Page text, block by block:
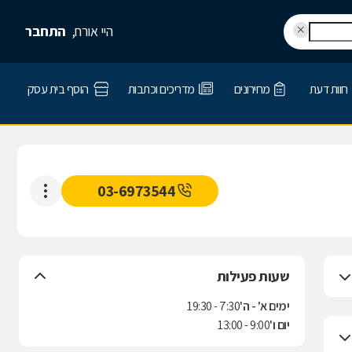
היי אורח, התחבר
חוות דעת מחירונים מדריכים וכתבות הוסף בית עסק
03-6973544
שעות פעילות
ימים א' - ה'7:30 - 19:30
יום ו'9:00 - 13:00